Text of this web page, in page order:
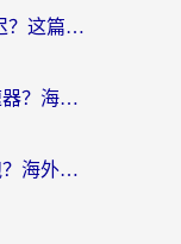
海外玩《天下-异兽山海》总延迟？这篇延迟加速器指南帮你告别卡顿（附日本玩Sky光·遇最高警戒解决方案）
打魔兽争霸网易平台用什么加速器？海外党亲测有效的国服游戏加速指南
菲律宾怎么玩熊出没之熊大快跑？海外党国服游戏加速终极攻略（附3款热门游戏实测）